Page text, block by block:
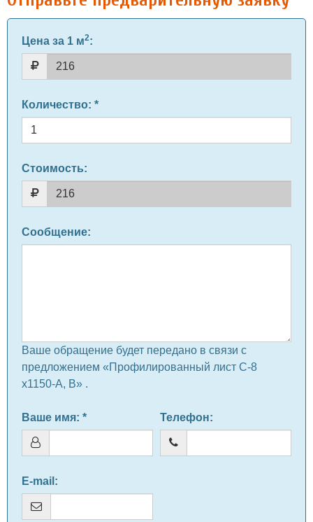
Цена за 1 м2:
Количество: *
Стоимость:
Сообщение:
Ваше обращение будет передано в связи с
предложением «Профилированный лист C-8
х1150-A, B» .
Ваше имя: * Телефон:
E-mail :